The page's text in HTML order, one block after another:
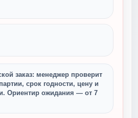
заказ: менеджер проверит
срок годности, цену и
Ориентир ожидания — от 7